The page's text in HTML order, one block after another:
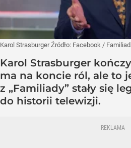
Karol StrasburgerŹródło: Facebook /
Karol Strasburger
ma na koncie ról, ale to
z „Familiady” stały się
do historii telewizji.